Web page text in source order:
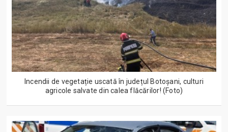
Incendii de vegetație uscată în județul Botoșani, culturi
agricole salvate din calea flăcărilor! (Foto)